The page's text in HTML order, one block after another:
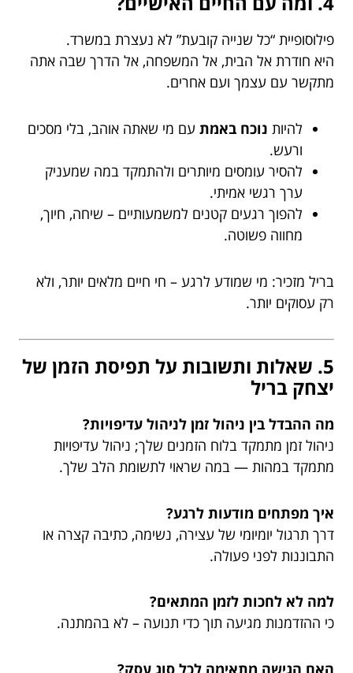
פילוסופיית “כל שנייה קובעת” לא נעצרת במשרד.
היא חודרת אל הבית, אל המשפחה, אל הדרך שבה אתה
מתקשר עם עצמך ועם אחרים.
להיות נוכח באמת עם מי שאתה אוהב, בלי מסכים
ורעש.
להסיר עומסים מיותרים ולהתמקד במה שמעניק
ערך רגשי אמיתי.
להפוך רגעים קטנים למשמעותיים – שיחה, חיוך,
מחווה פשוטה.
בריל מזכיר: מי שמודע לרגע – חי חיים מלאים יותר, ולא
רק עסוקים יותר.
5. שאלות ותשובות על תפיסת הזמן של
יצחק בריל
מה ההבדל בין ניהול זמן לניהול עדיפויות?
ניהול זמן מתמקד בלוח הזמנים שלך; ניהול עדיפויות
מתמקד במהות — במה שראוי לתשומת הלב שלך.
איך מפתחים מודעות לרגע?
דרך תרגול יומיומי של עצירה, נשימה, כתיבה קצרה או
התבוננות לפני פעולה.
למה לא לחכות לזמן המתאים?
כי ההזדמנות מגיעה תוך כדי תנועה – לא בהמתנה.
האם הגישה מתאימה לכל סוג עסק?